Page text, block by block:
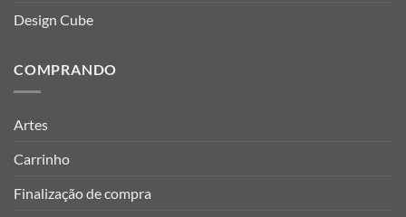
Design Cube
COMPRANDO
Artes
Carrinho
Finalização de compra